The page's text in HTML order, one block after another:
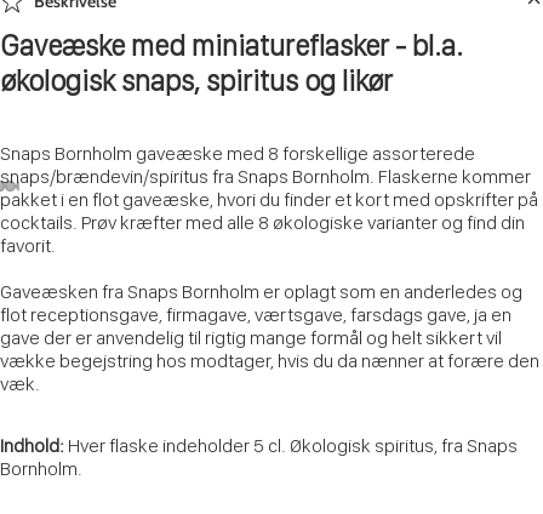
Gaveæske med miniatureflasker - bl.a.
økologisk snaps, spiritus og likør
Snaps Bornholm gaveæske med 8 forskellige assorterede
snaps/brændevin/spiritus fra Snaps Bornholm. Flaskerne kommer
pakket i en flot gaveæske, hvori du finder et kort med opskrifter på
cocktails. Prøv kræfter med alle 8 økologiske varianter og find din
favorit.
Gaveæsken fra Snaps Bornholm er oplagt som en anderledes og
flot receptionsgave, firmagave, værtsgave, farsdags gave, ja en
gave der er anvendelig til rigtig mange formål og helt sikkert vil
vække begejstring hos modtager, hvis du da nænner at forære den
væk.
Indhold: Hver flaske indeholder 5 cl. Økologisk spiritus, fra Snaps
Bornholm.